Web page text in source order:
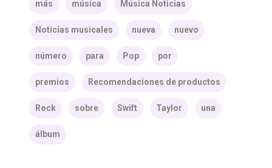
más música Música Noticias
Noticias musicales nueva nuevo
número para Pop por
premios Recomendaciones de productos
Rock sobre Swift Taylor una
álbum